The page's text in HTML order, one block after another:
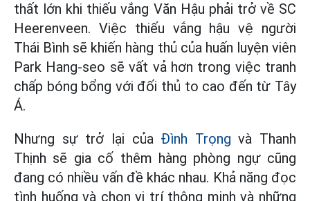
thất lớn khi thiếu vắng Văn Hậu phải trở về SC
Heerenveen. Việc thiếu vắng hậu vệ người
Thái Bình sẽ khiến hàng thủ của huấn luyện viên
Park Hang-seo sẽ vất vả hơn trong việc tranh
chấp bóng bổng với đối thủ to cao đến từ Tây
Á.
Nhưng sự trở lại của Đình Trọng và Thanh
Thịnh sẽ gia cố thêm hàng phòng ngự cũng
đang có nhiều vấn đề khác nhau. Khả năng đọc
tình huống và chọn vị trí thông minh và những